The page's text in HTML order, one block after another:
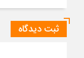
ثبت دیدگاه